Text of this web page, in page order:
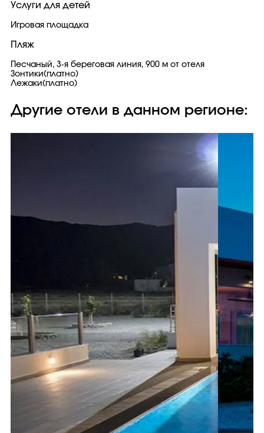
Услуги для детей
Игровая площадка
Пляж
Песчаный, 3-я береговая линия, 900 м от отеля
Зонтики(платно)
Лежаки(платно)
Другие отели в данном регионе: